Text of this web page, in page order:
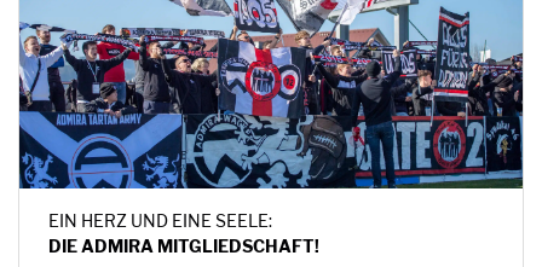
EIN HERZ UND EINE SEELE:
DIE ADMIRA MITGLIEDSCHAFT!